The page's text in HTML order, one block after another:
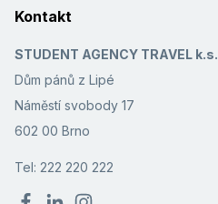
Kontakt
STUDENT AGENCY TRAVEL k.s.
Dům pánů z Lipé
Náměstí svobody 17
602 00 Brno
Tel: 222 220 222